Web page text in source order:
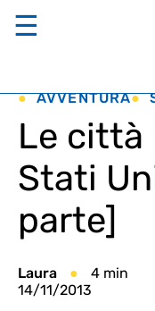
☰
AVVENTURA
Le città
Stati
parte]
Laura
4 min
14/11/2013